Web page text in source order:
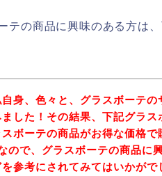
テの商品に興味のある方は
自身、色々と、グラスボーテ
ました！その結果、下記グラ
スボーテの商品がお得な価格
ので、グラスボーテの商品に
を参考にされてみてはいかがで